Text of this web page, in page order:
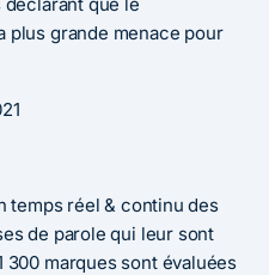
plus grande menace pour
temps réel & continu des
de parole qui leur sont
300 marques sont évaluées